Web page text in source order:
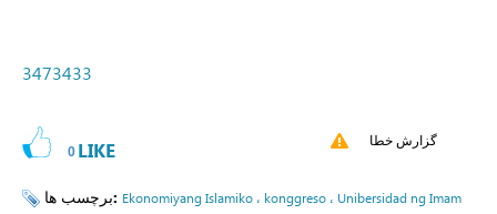
3473433
0 LIKE گزارش خطا
برچسب ها: Ekonomiyang Islamiko ، konggreso ، Unibersidad ng Imam